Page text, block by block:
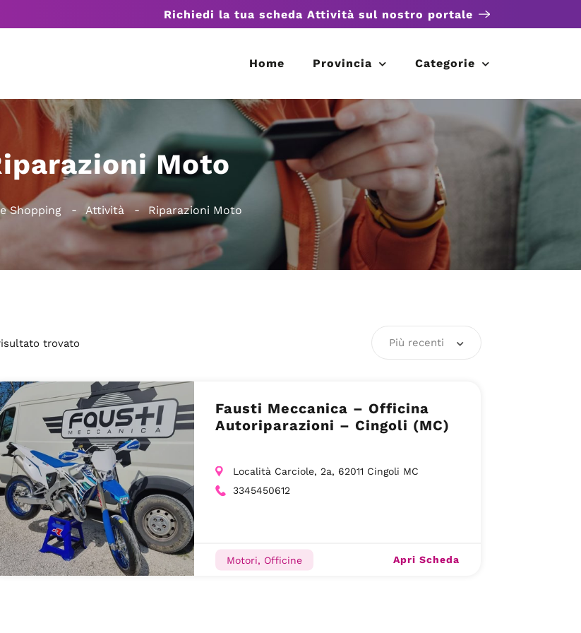
Richiedi la tua scheda Attività sul nostro portale
Home Provincia Categorie
Moto
Shopping Attività Riparazioni Moto
trovato Più recenti
Fausti Meccanica – Officina
Autoriparazioni – Cingoli (MC)
Località Carciole, 2a, 62011 Cingoli MC
3345450612
Motori, Officine Apri Scheda